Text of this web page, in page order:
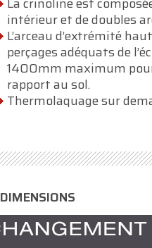
intérieur et de doubles
L’arceau d’extrémité
perçages adéquats de
1400mm maximum
rapport au sol.
Thermolaquage sur
DIMENSIONS